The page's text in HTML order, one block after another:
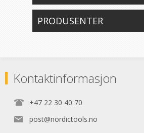
PRODUSENTER
Kontaktinformasjon
+47 22 30 40 70
post@nordictools.no